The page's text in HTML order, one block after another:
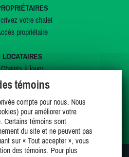
votre chalet
propriétaire
LOCATAIRES
Chalets à louer
à vendre
spéciales
Mes favoris
témoins
compte pour nous. Nous
pour améliorer votre
Certains témoins sont
du site et ne peuvent pas
sur « Tout accepter », vous
des témoins. Pour plus